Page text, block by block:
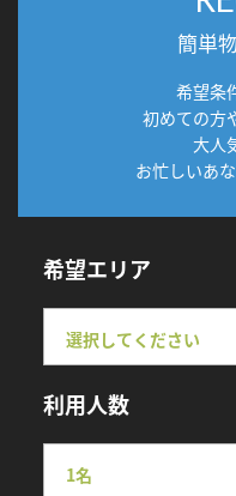
簡単
希望条
初めての方
大人
お忙しいあ
希望エリア
利用人数